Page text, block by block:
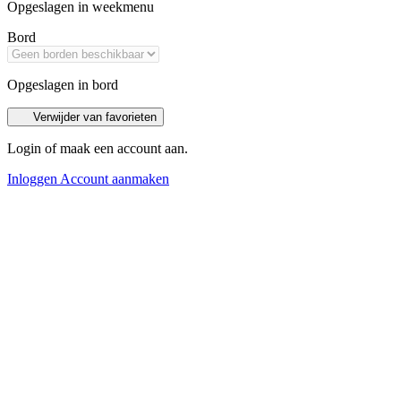
Opgeslagen in weekmenu
Bord
Opgeslagen in bord
Verwijder van favorieten
Login of maak een account aan.
InloggenAccount aanmaken